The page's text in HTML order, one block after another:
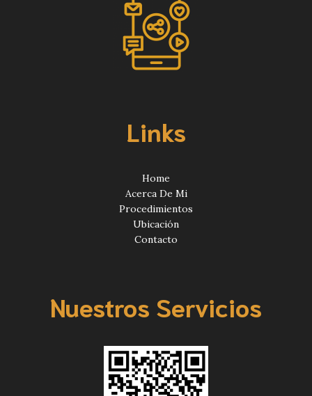
Links
Home
Acerca De Mi
Procedimientos
Ubicación
Contacto
Nuestros Servicios